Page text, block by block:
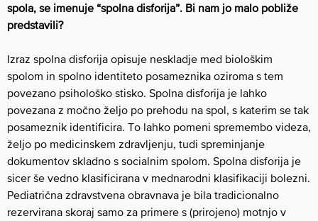
spola, se imenuje “spolna disforija”. Bi nam jo malo pobliže
predstavili?
Izraz spolna disforija opisuje neskladje med biološkim
spolom in spolno identiteto posameznika oziroma s tem
povezano psihološko stisko. Spolna disforija je lahko
povezana z močno željo po prehodu na spol, s katerim se tak
posameznik identificira. To lahko pomeni spremembo videza,
željo po medicinskem zdravljenju, tudi spreminjanje
dokumentov skladno s socialnim spolom. Spolna disforija je
sicer še vedno klasificirana v mednarodni klasifikaciji bolezni.
Pediatrična zdravstvena obravnava je bila tradicionalno
rezervirana skoraj samo za primere s (prirojeno) motnjo v